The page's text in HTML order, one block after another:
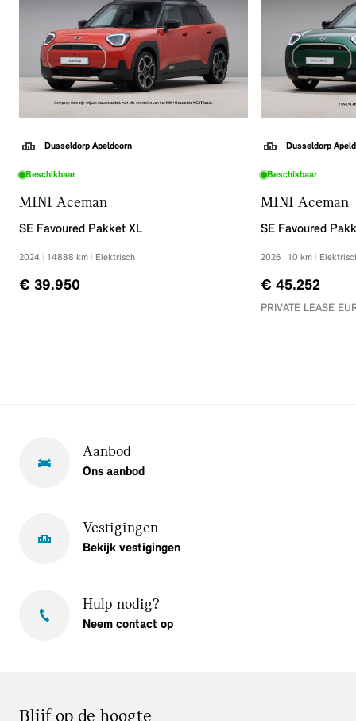
Dusseldorp Apeldoorn
Beschikbaar
MINI Aceman
SE Favoured Pakket XL
2024 14888 km Elektrisch
€ 39.950
Dusseldorp
Beschikbaar
MINI Aceman
SE Favoured
2026 10 km
€ 45.252
PRIVATE LEASE
Aanbod
Ons aanbod
Vestigingen
Bekijk vestigingen
Hulp nodig?
Neem contact op